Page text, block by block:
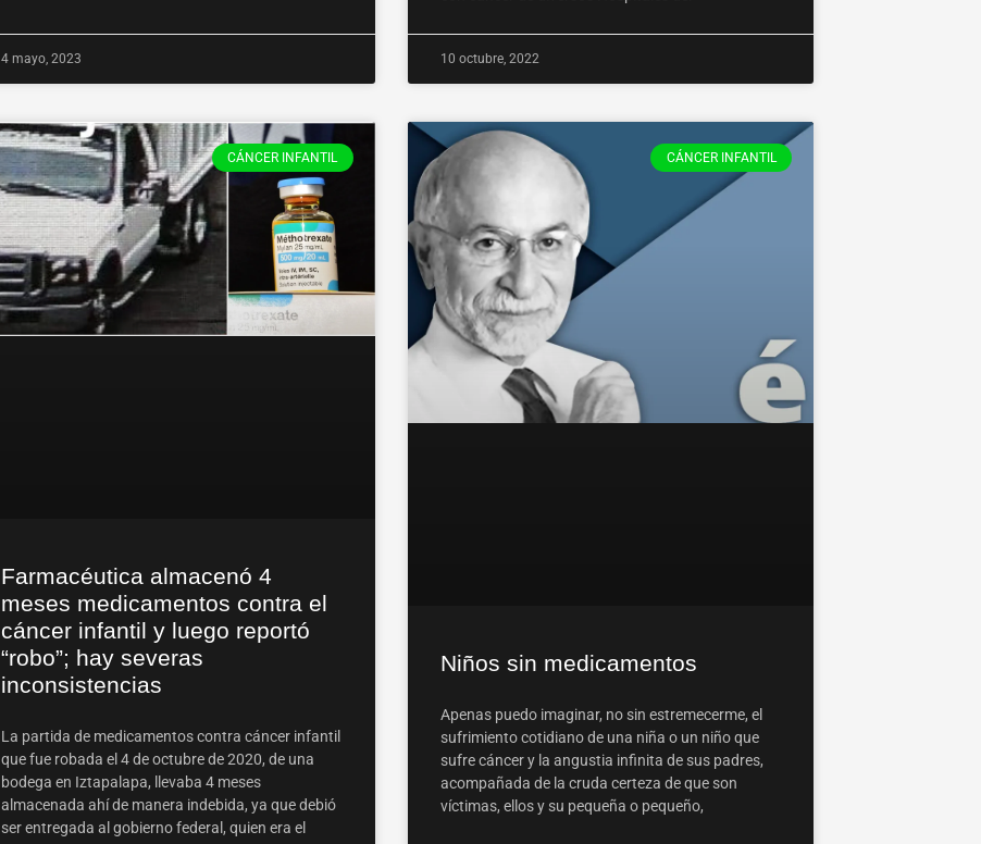
4 mayo, 2023 10 octubre, 2022
CÁNCER INFANTIL
Farmacéutica almacenó 4
meses medicamentos contra el
cáncer infantil y luego reportó
“robo”; hay severas
inconsistencias
La partida de medicamentos contra cáncer infantil
que fue robada el 4 de octubre de 2020, de una
bodega en Iztapalapa, llevaba 4 meses
almacenada ahí de manera indebida, ya que debió
ser entregada al gobierno federal, quien era el
CÁNCER INFANTIL
Niños sin medicamentos
Apenas puedo imaginar, no sin estremecerme, el
sufrimiento cotidiano de una niña o un niño que
sufre cáncer y la angustia infinita de sus padres,
acompañada de la cruda certeza de que son
víctimas, ellos y su pequeña o pequeño,